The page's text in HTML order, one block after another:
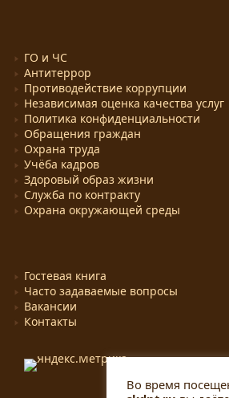
Во время
ГО и ЧС
Антитеррор
Противодействие коррупции
Независимая оценка качества услуг
Политика конфиденциальности
Обращения граждан
Охрана труда
Учёба кадров
Здоровый образ жизни
Служба по контракту
Охрана окружающей среды
Гостевая книга
Часто задаваемые вопросы
Вакансии
Контакты